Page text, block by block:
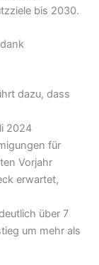
bis 2030.
dazu, dass
2024
für
Vorjahr
erwartet,
über 7
um mehr als